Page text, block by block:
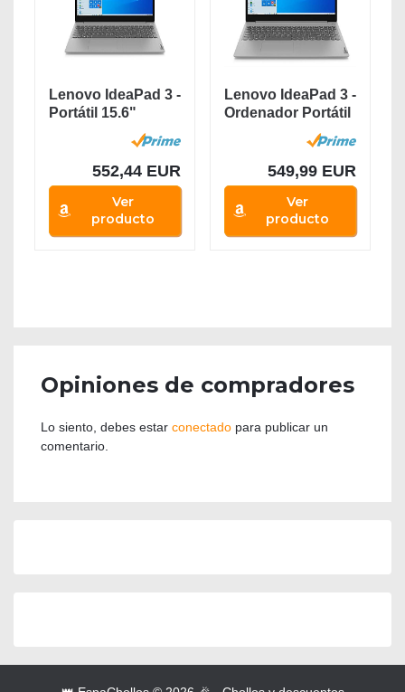
Lenovo IdeaPad 3 -
Portátil 15.6"
FullHD (Intel...
552,44 EUR
Ver
producto
Lenovo IdeaPad 3 -
Ordenador Portátil
549,99 EUR
Ver
producto
Opiniones de compradores
Lo siento, debes estar conectado para publicar un
comentario.